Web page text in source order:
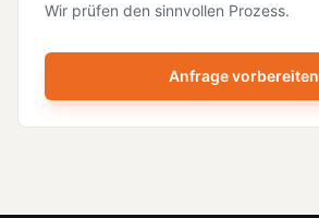
Wir prüfen den sinnvollen Prozess.
Anfrage vorbereiten